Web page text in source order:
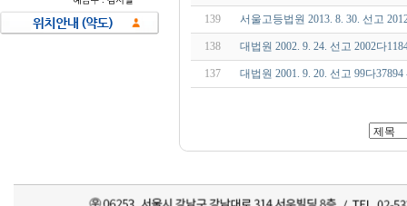
139 서울고등법원 2013. 8. 30. 선고
138 대법원 2002. 9. 24. 선고 2002다
137 대법원 2001. 9. 20. 선고 99다